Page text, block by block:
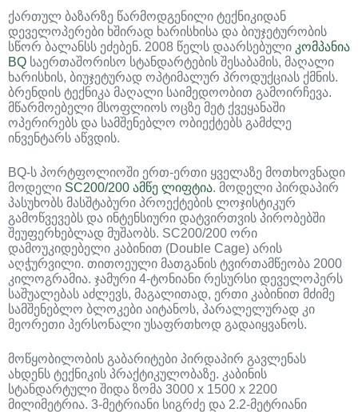
ქართულ ბაზარზე წარმოდგენილი ტექნიკიდან
დეველოპერები ხშირად ხარისხისა და ბიუჯეტურობის
სწორ ბალანსს ეძებენ. 2008 წელს დაარსებული კომპანია
BQ საერთაშორისო სტანდარტების შესაბამის, მაღალი
ხარისხის, ბიუჯეტურად ოპტიმალურ პროდუქციას ქმნის.
ბრენდის ტექნიკა მაღალი საიმედოობით გამოირჩევა.
მწარმოებელი მსოფლიოს ოცზე მეტ ქვეყანაში
ოპერირებს და სამშენებლო ობიექტებს გამძლე
ინვენტარს აწვდის.
BQ-ს პორტფოლიოში ერთ-ერთი ყველაზე მოთხოვნადი
მოდელი SC200/200 ამწე ლიფტია. მოდელი პირდაპირ
პასუხობს მასშტაბური პროექტების ლოჯისტიკურ
გამოწვევებს და ინტენსიური დატვირთვის პირობებში
შეუფერხებლად მუშაობს. SC200/200 ორი
დამოუკიდებელი კაბინით (Double Cage) არის
აღჭურვილი. თითოეული მათგანის ტვირთამწეობა 2000
კილოგრამია. ჯამური 4-ტონიანი რესურსი დეველოპერს
საშუალებას აძლევს, მაგალითად, ერთი კაბინით მძიმე
სამშენებლო ბლოკები აიტანოს, პარალელურად კი
მეორეთი პერსონალი უსაფრთხოდ გადაიყვანოს.
მოწყობილობის გაბარიტები პირდაპირ გავლენას
ახდენს ტექნიკის პრაქტიკულობაზე. კაბინის
სტანდარტული შიდა ზომა 3000 x 1500 x 2200
მილიმეტრია. 3-მეტრიანი სიგრძე და 2.2-მეტრიანი